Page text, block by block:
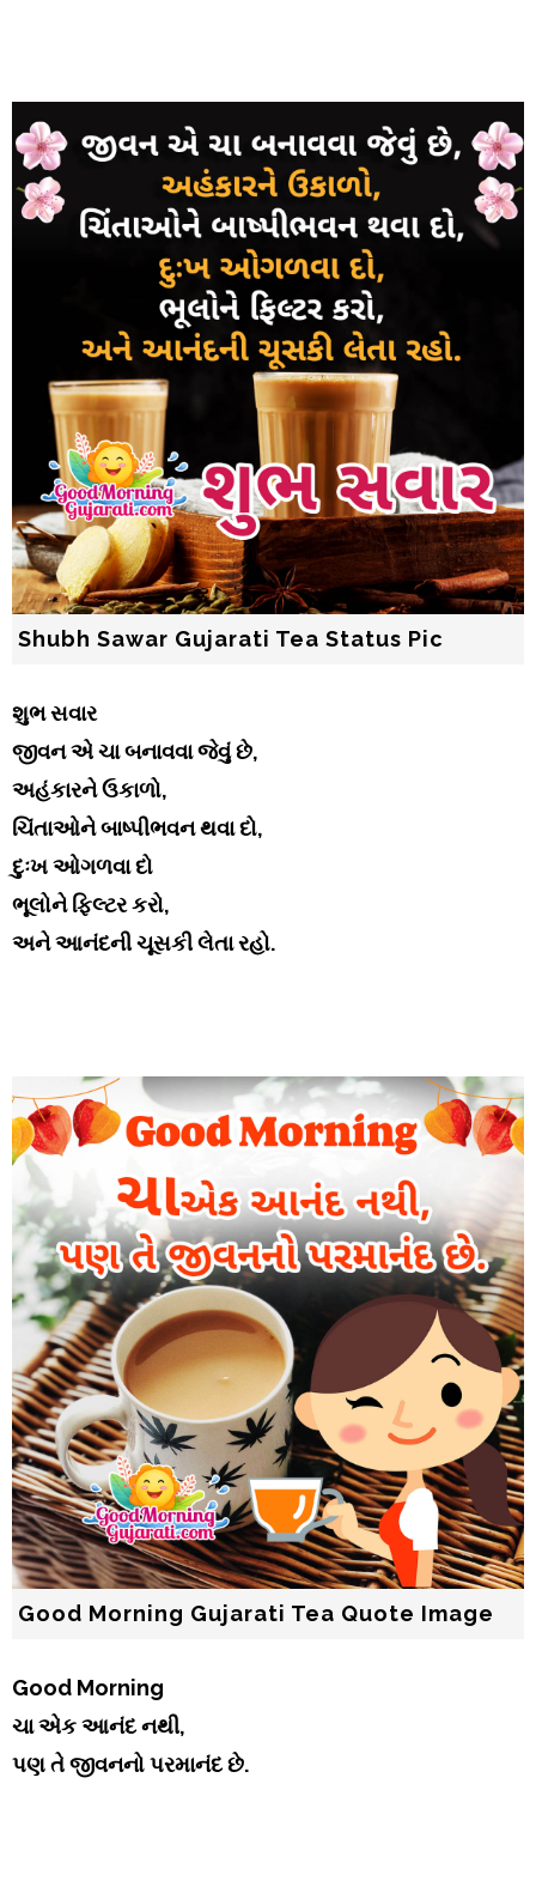
Shubh Sawar Gujarati Tea Status Pic
શુભ સવાર
જીવન એ ચા બનાવવા જેવું છે,
અહંકારને ઉકાળો,
ચિંતાઓને બાષ્પીભવન થવા દો,
દુઃખ ઓગળવા દો
ભૂલોને ફિલ્ટર કરો,
અને આનંદની ચૂસકી લેતા રહો.
Good Morning Gujarati Tea Quote Image
Good Morning
ચા એક આનંદ નથી,
પણ તે જીવનનો પરમાનંદ છે.